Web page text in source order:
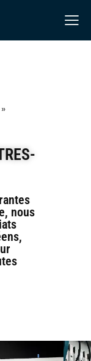
»
nous